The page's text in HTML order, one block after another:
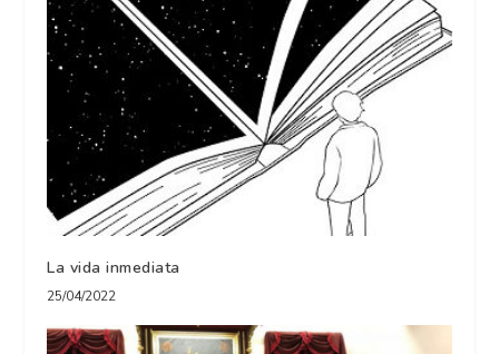
La vida inmediata
25/04/2022